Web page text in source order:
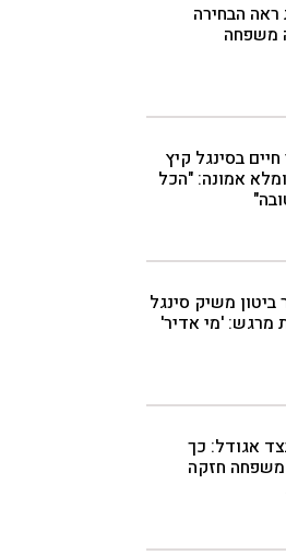
הבחירה
משפחה
בסינגל קיץ
אמונה: "הכל
ביטון משיק סינגל
מרגש: 'מי אדיר'
אגודל: כך
משפחה חזקה